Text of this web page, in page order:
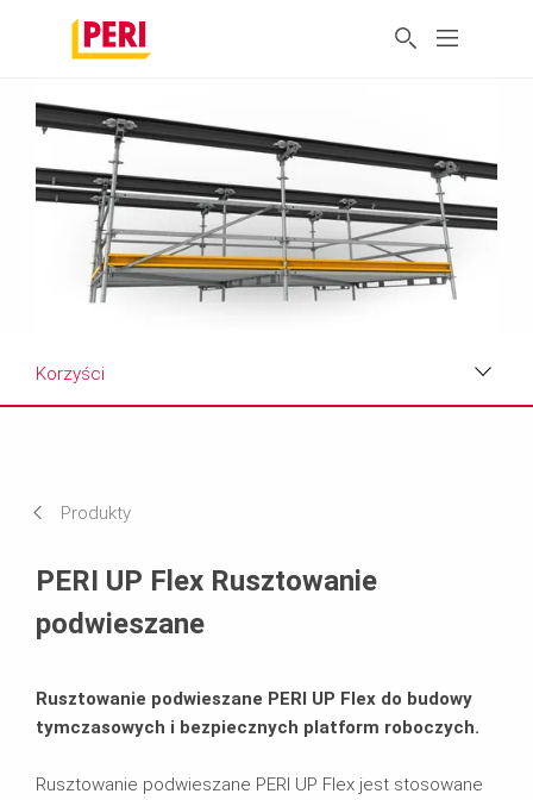
Korzyści
Produkty
PERI UP Flex Rusztowanie
podwieszane
Rusztowanie podwieszane PERI UP Flex do budowy
tymczasowych i bezpiecznych platform roboczych.
Rusztowanie podwieszane PERI UP Flex jest stosowane